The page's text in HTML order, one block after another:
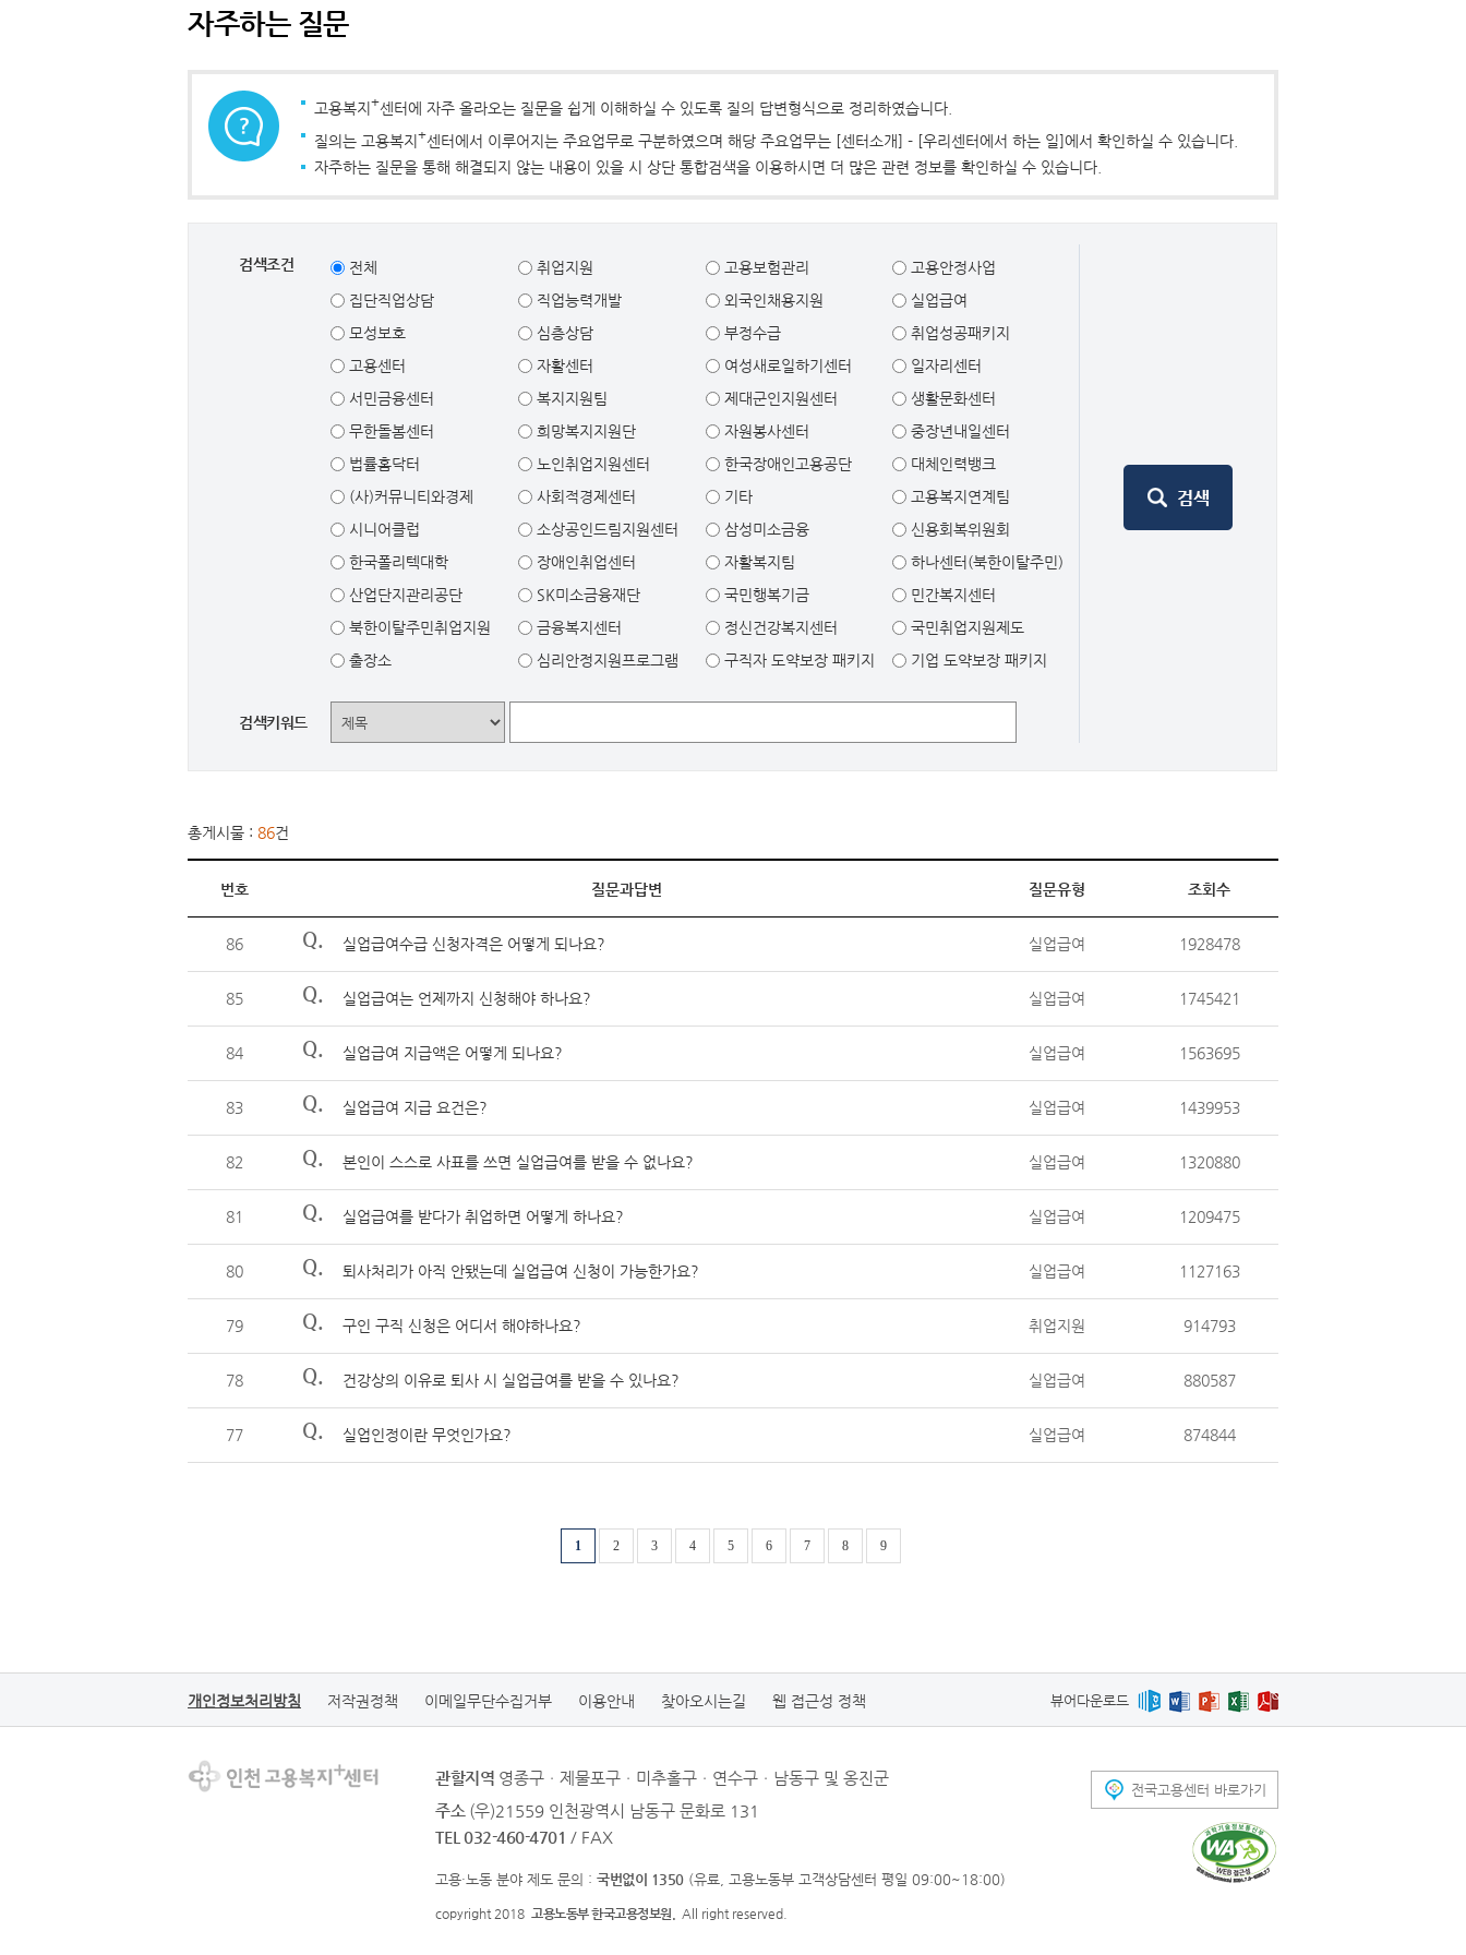
자주하는 질문
고용복지 +센터에 자주 올라오는 질문을 쉽게 이해하실 수 있도록 질의 답변형식으로 정리하였습니다.
질의는 고용복지+센터에서 이루어지는 주요업무로 구분하였으며 해당 주요업무는 [센터소개] - [우리센터에서 하는 일]에서 확인하실 수 있습니다.
자주하는 질문을 통해 해결되지 않는 내용이 있을 시 상단 통합검색을 이용하시면 더 많은 관련 정보를 확인하실 수 있습니다.
검색조건 전체 취업지원 고용보험관리
고용안정사업
집단직업상담
직업능력개발 외국인채용지원
실업급여
모성보호
심층상담 부정수급
취업성공패키지
고용센터
자활센터 여성새로일하기센터
일자리센터
서민금융센터
복지지원팀 제대군인지원센터
생활문화센터
무한돌봄센터
희망복지지원단 자원봉사센터
중장년내일센터
법률홈닥터
노인취업지원센터 한국장애인고용공단
대체인력뱅크
(사)커뮤니티와경제
사회적경제센터 기타
고용복지연계팀
시니어클럽
소상공인드림지원센터 삼성미소금융
신용회복위원회
한국폴리텍대학
장애인취업센터 자활복지팀
하나센터(북한이탈주민)
산업단지관리공단
SK미소금융재단 국민행복기금
민간복지센터
북한이탈주민취업지원
금융복지센터 정신건강복지센터
국민취업지원제도
출장소
심리안정지원프로그램 구직자 도약보장 패키지 기업 도약보장 패키지
검색키워드
총게시물 : 86건
번호 질문과답변 질문유형 조회수
86 Q. 실업급여수급 신청자격은 어떻게 되나요? 실업급여 1928478
85 Q. 실업급여는 언제까지 신청해야 하나요? 실업급여 1745421
84 Q. 실업급여 지급액은 어떻게 되나요? 실업급여 1563695
83 Q. 실업급여 지급 요건은? 실업급여 1439953
82 Q. 본인이 스스로 사표를 쓰면 실업급여를 받을 수 없나요? 실업급여 1320880
81 Q. 실업급여를 받다가 취업하면 어떻게 하나요? 실업급여 1209475
80 Q. 퇴사처리가 아직 안됐는데 실업급여 신청이 가능한가요? 실업급여 1127163
79 Q. 구인 구직 신청은 어디서 해야하나요? 취업지원 914793
78 Q. 건강상의 이유로 퇴사 시 실업급여를 받을 수 있나요? 실업급여 880587
77 Q. 실업인정이란 무엇인가요? 실업급여 874844
1 2 3 4 5 6 7 8 9
개인정보처리방침 저작권정책 이메일무단수집거부 이용안내 찾아오시는길 웹 접근성 정책 뷰어다운로드
관할지역 영종구ㆍ제물포구ㆍ미추홀구ㆍ연수구ㆍ남동구 및 옹진군
주소 (우)21559 인천광역시 남동구 문화로 131
TEL 032-460-4701 / FAX
고용·노동 분야 제도 문의 : 국번없이 1350(유료, 고용노동부 고객상담센터 평일 09:00~18:00)
copyright 2018 고용노동부 한국고용정보원. All right reserved.
전국고용센터 바로가기